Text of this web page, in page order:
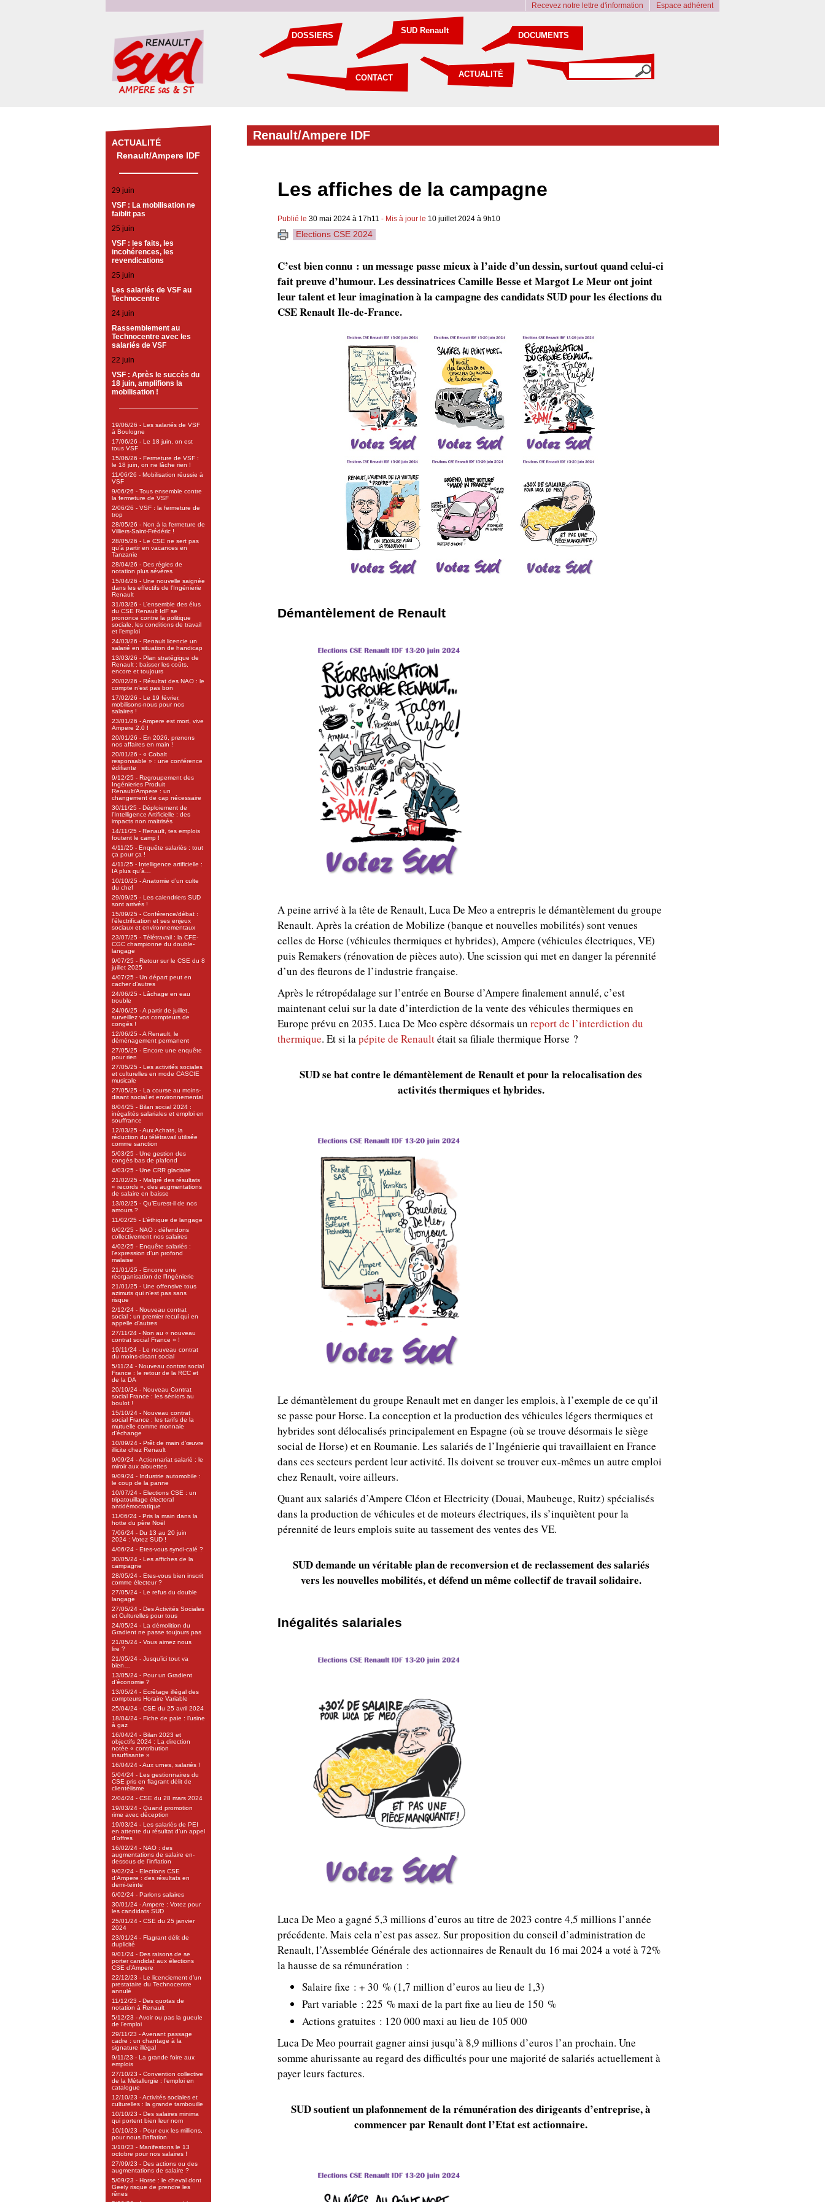
Espace adhérent
Recevez notre lettre d'information
SUD Renault
ACTUALITÉ
DOSSIERS
CONTACT
DOCUMENTS
ACTUALITÉ
Renault/Ampere IDF
29 juin
VSF : La mobilisation ne
faiblit pas
25 juin
VSF : les faits, les
incohérences, les
revendications
25 juin
Les salariés de VSF au
Technocentre
24 juin
Rassemblement au
Technocentre avec les
salariés de VSF
22 juin
VSF : Après le succès du
18 juin, amplifions la
mobilisation !
19/06/26 - Les salariés de VSF
à Boulogne
17/06/26 - Le 18 juin, on est
tous VSF
15/06/26 - Fermeture de VSF :
le 18 juin, on ne lâche rien !
11/06/26 - Mobilisation réussie à
VSF
9/06/26 - Tous ensemble contre
la fermeture de VSF
2/06/26 - VSF : la fermeture de
trop
28/05/26 - Non à la fermeture de
Villiers-Saint-Frédéric !
28/05/26 - Le CSE ne sert pas
qu’à partir en vacances en
Tanzanie
28/04/26 - Des règles de
notation plus sévères
15/04/26 - Une nouvelle saignée
dans les effectifs de l’Ingénierie
Renault
31/03/26 - L’ensemble des élus
du CSE Renault IdF se
prononce contre la politique
sociale, les conditions de travail
et l’emploi
24/03/26 - Renault licencie un
salarié en situation de handicap
13/03/26 - Plan stratégique de
Renault : baisser les coûts,
encore et toujours
20/02/26 - Résultat des NAO : le
compte n’est pas bon
17/02/26 - Le 19 février,
mobilisons-nous pour nos
salaires !
23/01/26 - Ampere est mort, vive
Ampere 2.0 !
20/01/26 - En 2026, prenons
nos affaires en main !
20/01/26 - « Cobalt
responsable » : une conférence
édifiante
9/12/25 - Regroupement des
Ingénieries Produit
Renault/Ampere : un
changement de cap nécessaire
30/11/25 - Déploiement de
l’Intelligence Artificielle : des
impacts non maitrisés
14/11/25 - Renault, tes emplois
foutent le camp !
4/11/25 - Enquête salariés : tout
ça pour ça !
4/11/25 - Intelligence artificielle :
IA plus qu’à…
10/10/25 - Anatomie d’un culte
du chef
29/09/25 - Les calendriers SUD
sont arrivés !
15/09/25 - Conférence/débat :
l’électrification et ses enjeux
sociaux et environnementaux
23/07/25 - Télétravail : la CFE-
CGC championne du double-
langage
9/07/25 - Retour sur le CSE du 8
juillet 2025
4/07/25 - Un départ peut en
cacher d’autres
24/06/25 - Lâchage en eau
trouble
24/06/25 - A partir de juillet,
surveillez vos compteurs de
congés !
12/06/25 - A Renault, le
déménagement permanent
27/05/25 - Encore une enquête
pour rien
27/05/25 - Les activités sociales
et culturelles en mode CASCIE
musicale
27/05/25 - La course au moins-
disant social et environnemental
8/04/25 - Bilan social 2024 :
inégalités salariales et emploi en
souffrance
12/03/25 - Aux Achats, la
réduction du télétravail utilisée
comme sanction
5/03/25 - Une gestion des
congés bas de plafond
4/03/25 - Une CRR glaciaire
21/02/25 - Malgré des résultats
« records », des augmentations
de salaire en baisse
13/02/25 - Qu’Eurest-il de nos
amours ?
11/02/25 - L’éthique de langage
6/02/25 - NAO : défendons
collectivement nos salaires
4/02/25 - Enquête salariés :
l’expression d’un profond
malaise
21/01/25 - Encore une
réorganisation de l’Ingénierie
21/01/25 - Une offensive tous
azimuts qui n’est pas sans
risque
2/12/24 - Nouveau contrat
social : un premier recul qui en
appelle d’autres
27/11/24 - Non au « nouveau
contrat social France » !
19/11/24 - Le nouveau contrat
du moins-disant social
5/11/24 - Nouveau contrat social
France : le retour de la RCC et
de la DA
20/10/24 - Nouveau Contrat
social France : les séniors au
boulot !
15/10/24 - Nouveau contrat
social France : les tarifs de la
mutuelle comme monnaie
d’échange
10/09/24 - Prêt de main d’œuvre
illicite chez Renault
9/09/24 - Actionnariat salarié : le
miroir aux alouettes
9/09/24 - Industrie automobile :
le coup de la panne
10/07/24 - Elections CSE : un
tripatouillage électoral
antidémocratique
11/06/24 - Pris la main dans la
hotte du père Noël
7/06/24 - Du 13 au 20 juin
2024 : Votez SUD !
4/06/24 - Etes-vous syndi-calé ?
30/05/24 - Les affiches de la
campagne
28/05/24 - Etes-vous bien inscrit
comme électeur ?
27/05/24 - Le refus du double
langage
27/05/24 - Des Activités Sociales
et Culturelles pour tous
24/05/24 - La démolition du
Gradient ne passe toujours pas
21/05/24 - Vous aimez nous
lire ?
21/05/24 - Jusqu’ici tout va
bien…
13/05/24 - Pour un Gradient
d’économie ?
13/05/24 - Ecrêtage illégal des
compteurs Horaire Variable
25/04/24 - CSE du 25 avril 2024
18/04/24 - Fiche de paie : l’usine
à gaz
16/04/24 - Bilan 2023 et
objectifs 2024 : La direction
notée « contribution
insuffisante »
16/04/24 - Aux urnes, salariés !
5/04/24 - Les gestionnaires du
CSE pris en flagrant délit de
clientélisme
2/04/24 - CSE du 28 mars 2024
19/03/24 - Quand promotion
rime avec déception
19/03/24 - Les salariés de PEI
en attente du résultat d’un appel
d’offres
16/02/24 - NAO : des
augmentations de salaire en-
dessous de l’inflation
9/02/24 - Elections CSE
d’Ampere : des résultats en
demi-teinte
6/02/24 - Parlons salaires
30/01/24 - Ampere : Votez pour
les candidats SUD
25/01/24 - CSE du 25 janvier
2024
23/01/24 - Flagrant délit de
duplicité
9/01/24 - Des raisons de se
porter candidat aux élections
CSE d’Ampere
22/12/23 - Le licenciement d’un
prestataire du Technocentre
annulé
11/12/23 - Des quotas de
notation à Renault
5/12/23 - Avoir ou pas la gueule
de l’emploi
29/11/23 - Avenant passage
cadre : un chantage à la
signature illégal
9/11/23 - La grande foire aux
emplois
27/10/23 - Convention collective
de la Métallurgie : l’emploi en
catalogue
12/10/23 - Activités sociales et
culturelles : la grande tambouille
10/10/23 - Des salaires minima
qui portent bien leur nom
10/10/23 - Pour eux les millions,
pour nous l’inflation
3/10/23 - Manifestons le 13
octobre pour nos salaires !
27/09/23 - Des actions ou des
augmentations de salaire ?
5/09/23 - Horse : le cheval dont
Geely risque de prendre les
rênes
Renault/Ampere IDF
Les affiches de la campagne
Publié le 30 mai 2024 à 17h11 - Mis à jour le 10 juillet 2024 à 9h10
Elections CSE 2024
C’est bien connu : un message passe mieux à l’aide d’un dessin, surtout quand celui-ci
fait preuve d’humour. Les dessinatrices Camille Besse et Margot Le Meur ont joint
leur talent et leur imagination à la campagne des candidats SUD pour les élections du
CSE Renault Ile-de-France.
Démantèlement de Renault
A peine arrivé à la tête de Renault, Luca De Meo a entrepris le démantèlement du groupe
Renault. Après la création de Mobilize (banque et nouvelles mobilités) sont venues
celles de Horse (véhicules thermiques et hybrides), Ampere (véhicules électriques, VE)
puis Remakers (rénovation de pièces auto). Une scission qui met en danger la pérennité
d’un des fleurons de l’industrie française.
Après le rétropédalage sur l’entrée en Bourse d’Ampere finalement annulé, c’est
maintenant celui sur la date d’interdiction de la vente des véhicules thermiques en
Europe prévu en 2035. Luca De Meo espère désormais un report de l’interdiction du
thermique. Et si lapépite de Renaultétait sa filiale thermique Horse ?
SUD se bat contre le démantèlement de Renault et pour la relocalisation des
activités thermiques et hybrides.
Le démantèlement du groupe Renault met en danger les emplois, à l’exemple de ce qu’il
se passe pour Horse. La conception et la production des véhicules légers thermiques et
hybrides sont délocalisés principalement en Espagne (où se trouve désormais le siège
social de Horse) et en Roumanie. Les salariés de l’Ingénierie qui travaillaient en France
dans ces secteurs perdent leur activité. Ils doivent se trouver eux-mêmes un autre emploi
chez Renault, voire ailleurs.
Quant aux salariés d’Ampere Cléon et Electricity (Douai, Maubeuge, Ruitz) spécialisés
dans la production de véhicules et de moteurs électriques, ils s’inquiètent pour la
pérennité de leurs emplois suite au tassement des ventes des VE.
SUD demande un véritable plan de reconversion et de reclassement des salariés
vers les nouvelles mobilités, et défend un même collectif de travail solidaire.
Inégalités salariales
Luca De Meo a gagné 5,3 millions d’euros au titre de 2023 contre 4,5 millions l’année
précédente. Mais cela n’est pas assez. Sur proposition du conseil d’administration de
Renault, l’Assemblée Générale des actionnaires de Renault du 16 mai 2024 a voté à 72%
la hausse de sa rémunération :
Salaire fixe : + 30 % (1,7 million d’euros au lieu de 1,3)
Part variable : 225 % maxi de la part fixe au lieu de 150 %
Actions gratuites : 120 000 maxi au lieu de 105 000
Luca De Meo pourrait gagner ainsi jusqu’à 8,9 millions d’euros l’an prochain. Une
somme ahurissante au regard des difficultés pour une majorité de salariés actuellement à
payer leurs factures.
SUD soutient un plafonnement de la rémunération des dirigeants d’entreprise, à
commencer par Renault dont l’Etat est actionnaire.